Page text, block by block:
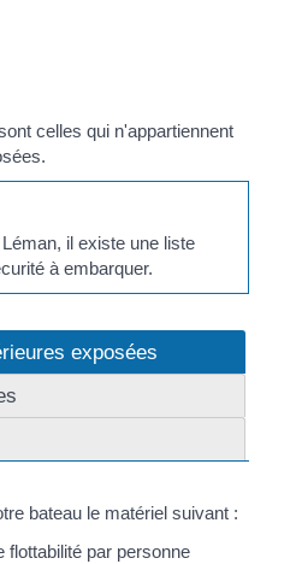
celles qui n'appartiennent
il existe une liste
à embarquer.
exposées
bateau le matériel suivant :
flottabilité par personne